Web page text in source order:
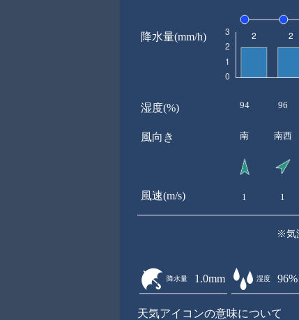
降水量(mm/h)
湿度(%)
風向き
風速(m/s)
94 96
南 南西
1 1
※気
降水量 1.0mm 湿度 96%
天気アイコンの意味について